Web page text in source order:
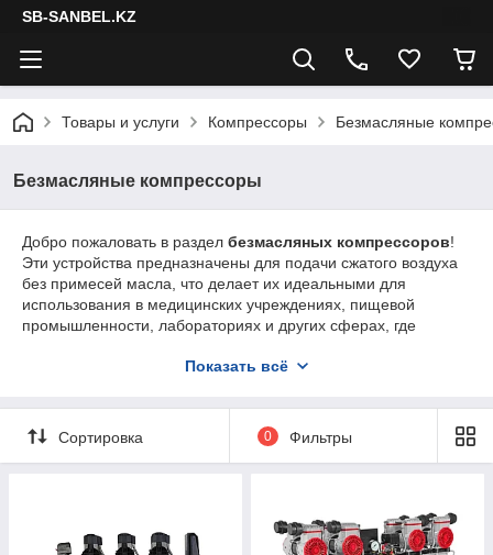
SB-SANBEL.KZ
Товары и услуги Компрессоры Безмасляные
Безмасляные компрессоры
Добро пожаловать в раздел безмасляных компрессоров!
Эти устройства предназначены для подачи сжатого воздуха
без примесей масла, что делает их идеальными для
использования в медицинских учреждениях, пищевой
промышленности, лабораториях и других сферах, где
отличаются надежностью, экологичностью и
Показать всё
Сортировка 0 Фильтры